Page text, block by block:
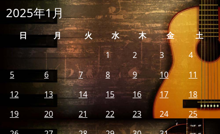
2025年1月
日 月 火 水 木 金
土
1
2 3
4
5
6 7 8 9 10
11
12
13 14 15 16 17
18
19
20 21 22 23 24
25